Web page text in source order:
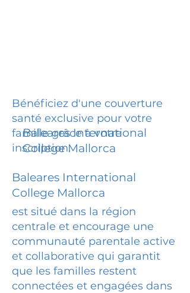
Bénéficiez d'une couverture
santé exclusive pour votre
famille grâce à votre
inscription.
Baleares International
College Mallorca
Baleares International
College Mallorca
est situé dans la région
centrale et encourage une
communauté parentale active
et collaborative qui garantit
que les familles restent
connectées et engagées dans